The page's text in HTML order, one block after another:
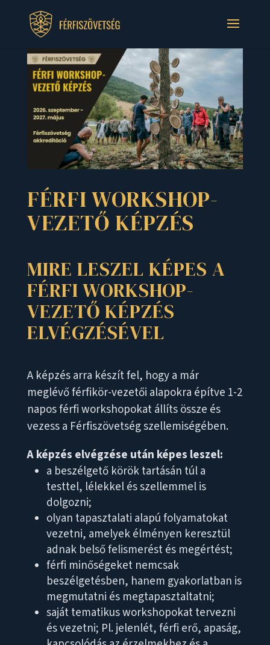
FÉRFI WORKSHOP-
VEZETŐ KÉPZÉS
MIRE LESZEL KÉPES A
FÉRFI WORKSHOP-
VEZETŐ KÉPZÉS
ELVÉGZÉSÉVEL
A képzés arra készít fel, hogy a már
meglévő férfikör-vezetői alapokra építve 1-2
napos férfi workshopokat állíts össze és
vezess a Férfiszövetség szellemiségében.
A képzés elvégzése után képes leszel:
a beszélgető körök tartásán túl a
testtel, lélekkel és szellemmel is
dolgozni;
olyan tapasztalati alapú folyamatokat
vezetni, amelyek élményen keresztül
adnak belső felismerést és megértést;
férfi minőségeket nemcsak
beszélgetésben, hanem gyakorlatban is
megmutatni és megtapasztaltatni;
saját tematikus workshopokat tervezni
és vezetni; Pl. jelenlét, férfi erő, apaság,